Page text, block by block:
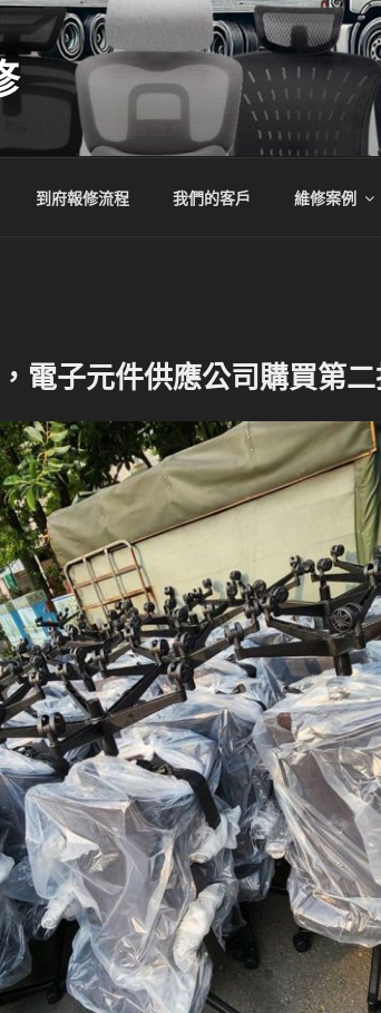
到府報修流程 我們的客戶 維修案例
電子元件供應公司購買第